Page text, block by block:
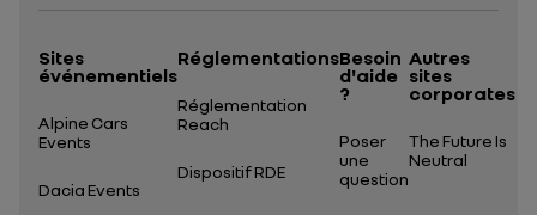
Sites
événementiels
Alpine Cars
Events
Dacia Events
Réglementations
Réglementation
Reach
Dispositif RDE
Besoin
d'aide
?
Poser
une
question
Autres
sites
corporates
The Future Is
Neutral